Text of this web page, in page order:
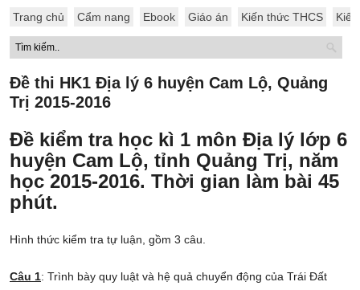
Trang chủ Cẩm nang Ebook Giáo án Kiến thức THCS
Đề thi HK1 Địa lý 6 huyện Cam Lộ, Quảng
Trị 2015-2016
Đề kiểm tra học kì 1 môn Địa lý lớp 6
huyện Cam Lộ, tỉnh Quảng Trị, năm
học 2015-2016. Thời gian làm bài 45
phút.
Hình thức kiểm tra tự luận, gồm 3 câu.
Câu 1: Trình bày quy luật và hệ quả chuyển động của Trái Đất